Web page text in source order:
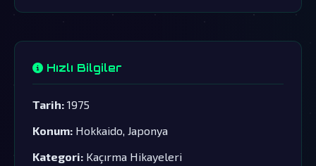
Hızlı Bilgiler
Tarih: 1975
Konum: Hokkaido, Japonya
Kategori: Kaçırma Hikayeleri